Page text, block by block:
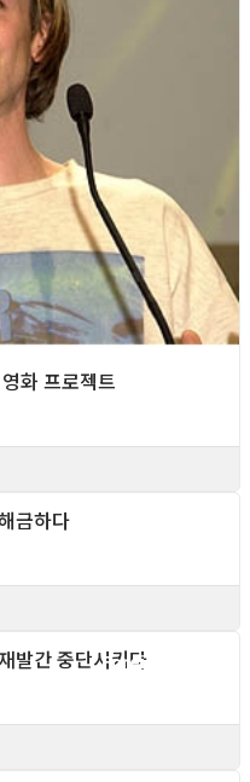
화 프로젝트
금하다
Foreign News
발간 중단시키다